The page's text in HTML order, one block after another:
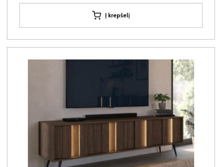
Į krepšelį